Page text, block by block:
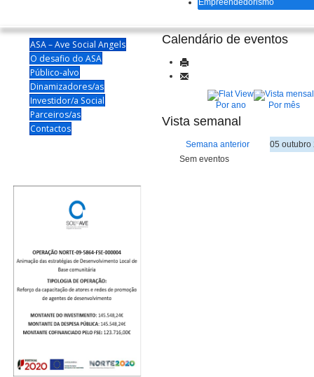
Empreendedorismo
ASA – Ave Social Angels
O desafio do ASA
Público-alvo
Dinamizadores/as
Investidor/a Social
Parceiros/as
Contactos
Calendário de eventos
Por ano Por mês
Vista semanal
Semana anterior
05 outubro
Sem eventos